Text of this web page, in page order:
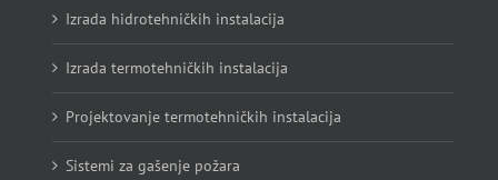
Izrada hidrotehničkih instalacija
Izrada termotehničkih instalacija
Projektovanje termotehničkih instalacija
Sistemi za gašenje požara